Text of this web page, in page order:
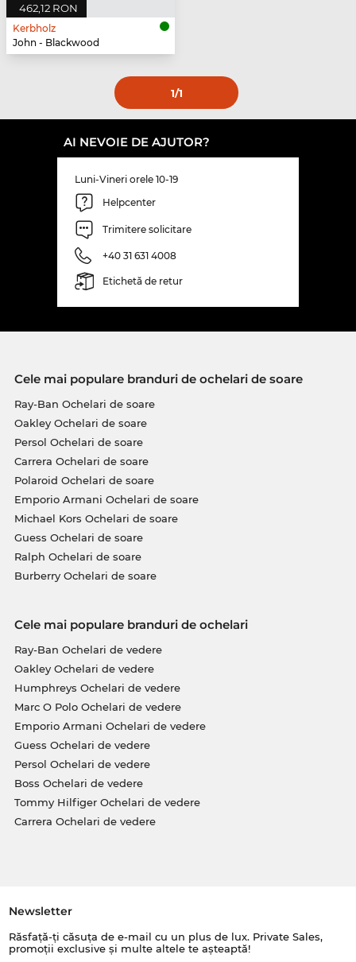
462,12 RON
Kerbholz
John - Blackwood
1/1
AI NEVOIE DE AJUTOR?
Luni-Vineri orele 10-19
Helpcenter
Trimitere solicitare
+40 31 631 4008
Etichetă de retur
Cele mai populare branduri de ochelari de soare
Ray-Ban Ochelari de soare
Oakley Ochelari de soare
Persol Ochelari de soare
Carrera Ochelari de soare
Polaroid Ochelari de soare
Emporio Armani Ochelari de soare
Michael Kors Ochelari de soare
Guess Ochelari de soare
Ralph Ochelari de soare
Burberry Ochelari de soare
Cele mai populare branduri de ochelari
Ray-Ban Ochelari de vedere
Oakley Ochelari de vedere
Humphreys Ochelari de vedere
Marc O Polo Ochelari de vedere
Emporio Armani Ochelari de vedere
Guess Ochelari de vedere
Persol Ochelari de vedere
Boss Ochelari de vedere
Tommy Hilfiger Ochelari de vedere
Carrera Ochelari de vedere
Newsletter
Răsfață-ți căsuța de e-mail cu un plus de lux. Private Sales,
promoții exclusive și multe altele te așteaptă!